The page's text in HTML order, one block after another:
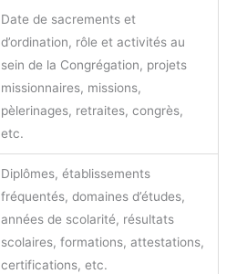
Date de sacrements et
d’ordination, rôle et activités au
sein de la Congrégation, projets
missionnaires, missions,
pèlerinages, retraites, congrès,
etc.
Diplômes, établissements
fréquentés, domaines d’études,
années de scolarité, résultats
scolaires, formations, attestations,
certifications, etc.